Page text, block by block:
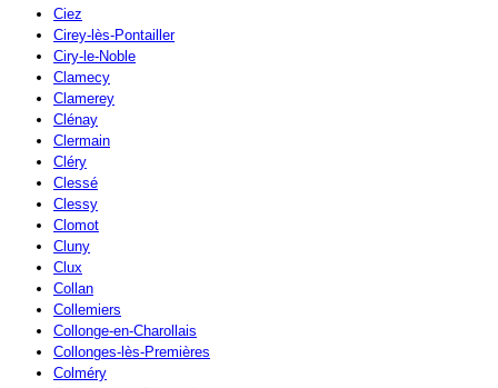
Ciez
Cirey-lès-Pontailler
Ciry-le-Noble
Clamecy
Clamerey
Clénay
Clermain
Cléry
Clessé
Clessy
Clomot
Cluny
Clux
Collan
Collemiers
Collonge-en-Charollais
Collonges-lès-Premières
Colméry